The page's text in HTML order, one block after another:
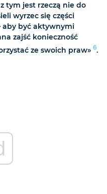
tym jest rzeczą nie do
wyrzec się części
być aktywnymi
zajść konieczność
ze swoich praw» 6.